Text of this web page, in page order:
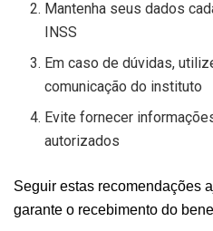
Mantenha seus dados
INSS
Em caso de dúvidas,
comunicação do instituto
Evite fornecer
autorizados
Seguir estas recomendações
garante o recebimento do